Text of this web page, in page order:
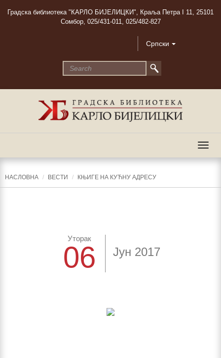
Градска библиотека "КАРЛО БИЈЕЛИЦКИ", Краља Петра I 11, 25101
Сомбор, 025/431-011, 025/482-827
Српски
НАСЛОВНА ВЕСТИ КЊИГЕ НА КУЋНУ АДРЕСУ
Уторак
06 Јун 2017